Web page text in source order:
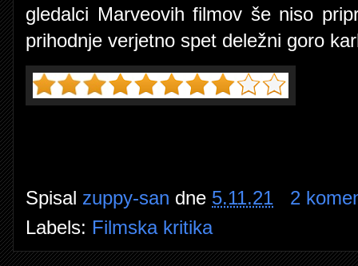
gledalci Marveovih filmov še niso
prihodnje verjetno spet deležni goro
Spisal zuppy-san dne 5.11.21
2
Labels: Filmska kritika